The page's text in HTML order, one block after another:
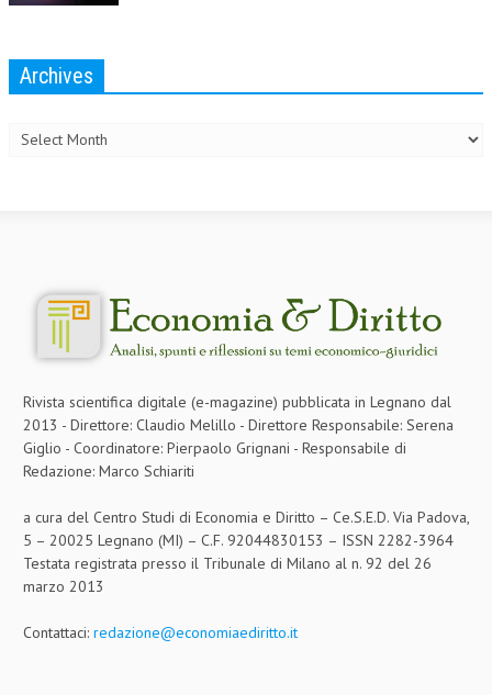
Archives
Rivista scientifica digitale (e-magazine) pubblicata in Legnano dal
2013 - Direttore: Claudio Melillo - Direttore Responsabile: Serena
Giglio - Coordinatore: Pierpaolo Grignani - Responsabile di
Redazione: Marco Schiariti
a cura del Centro Studi di Economia e Diritto – Ce.S.E.D. Via Padova,
5 – 20025 Legnano (MI) – C.F. 92044830153 – ISSN 2282-3964
Testata registrata presso il Tribunale di Milano al n. 92 del 26
marzo 2013
Contattaci: redazione@economiaediritto.it